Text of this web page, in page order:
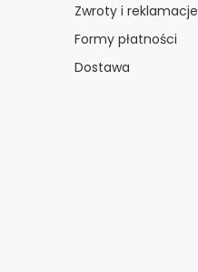
Zwroty i reklamacje
Formy płatności
Dostawa